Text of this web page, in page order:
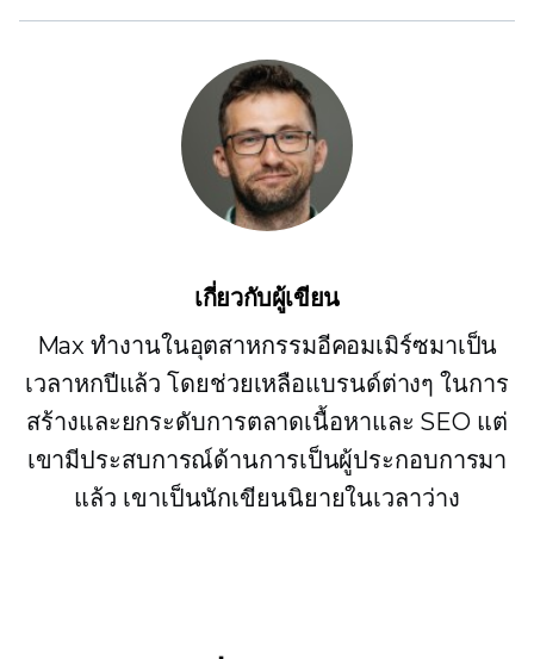
เกี่ยวกับผู้เขียน
Max ทำงานในอุตสาหกรรมอีคอมเมิร์ซมาเป็น
เวลาหกปีแล้ว โดยช่วยเหลือแบรนด์ต่างๆ ในการ
สร้างและยกระดับการตลาดเนื้อหาและ SEO แต่
เขามีประสบการณ์ด้านการเป็นผู้ประกอบการมา
แล้ว เขาเป็นนักเขียนนิยายในเวลาว่าง